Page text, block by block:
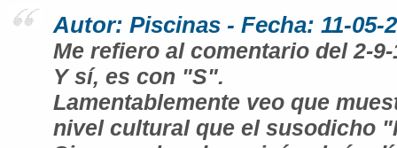
Autor: Piscinas - Fecha: 11-05-
Me refiero al comentario del 2-9-
Y sí, es con "S".
Lamentablemente veo que
nivel cultural que el susodicho